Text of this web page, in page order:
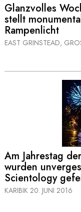
Glanzvolles
stellt
Rampenlicht
EAST GRINSTEAD,
Am Jahrestag
wurden
Scientology
KARIBIK 20. JUNI 2016